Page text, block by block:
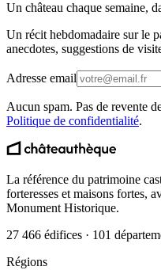
Un château chaque semaine,
Un récit hebdomadaire sur le
anecdotes, suggestions de
Adresse email
Aucun spam. Pas de revente
Politique de confidentialité.
La référence du patrimoine
forteresses et maisons fortes,
Monument Historique.
27 466 édifices · 101
Régions